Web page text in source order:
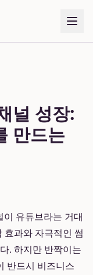
널 성장:
만드는
유튜브라는 거대
효과와 자극적인 썸
. 하지만 반짝이는
반드시 비즈니스